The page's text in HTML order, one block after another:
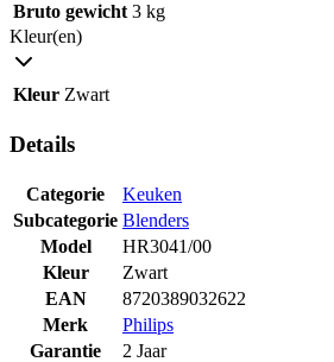
Bruto gewicht 3 kg
Kleur(en)
Kleur Zwart
Details
Categorie
Keuken
Subcategorie Blenders
Model
HR3041/00
Kleur
Zwart
EAN
8720389032622
Merk
Philips
Garantie
2 Jaar